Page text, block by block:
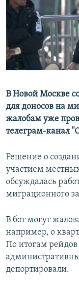
В Новой Москве
для доносов на
жалобам уже
телеграм-канал
Решение о
участием
обсуждалась
миграционного
В бот могут
например, о
По итогам рейдов
депортировали.